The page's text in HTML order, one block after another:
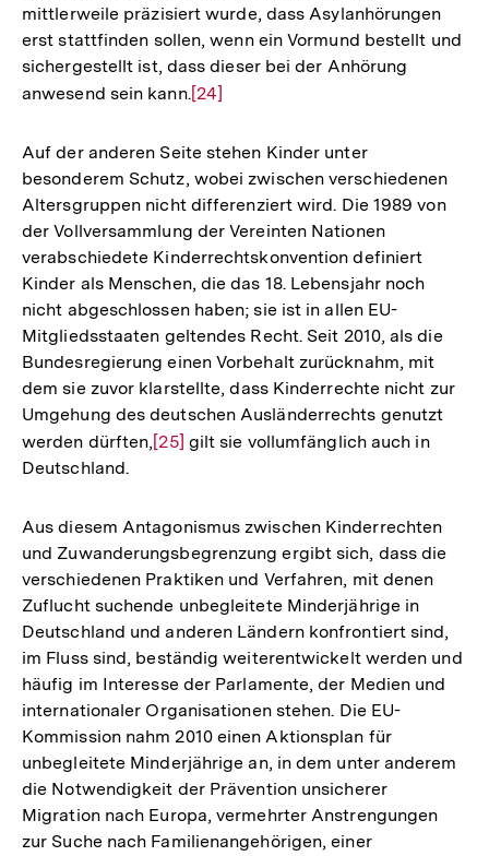
mittlerweile präzisiert wurde, dass Asylanhörungen
erst stattfinden sollen, wenn ein Vormund bestellt und
sichergestellt ist, dass dieser bei der Anhörung
anwesend sein kann.Zur
der
Fußnote
[24]
Auf der anderen Seite stehen Kinder unter
besonderem Schutz, wobei zwischen verschiedenen
Altersgruppen nicht differenziert wird. Die 1989 von
der Vollversammlung der Vereinten Nationen
verabschiedete Kinderrechtskonvention definiert
Kinder als Menschen, die das 18. Lebensjahr noch
nicht abgeschlossen haben; sie ist in allen EU-
Mitgliedsstaaten geltendes Recht. Seit 2010, als die
Bundesregierung einen Vorbehalt zurücknahm, mit
dem sie zuvor klarstellte, dass Kinderrechte nicht zur
Umgehung des deutschen Ausländerrechts genutzt
werden dürften, Zur
Fußnote
[25] gilt sie vollumfänglich auch in
Deutschland.
Aus diesem Antagonismus zwischen Kinderrechten
und Zuwanderungsbegrenzung ergibt sich, dass die
verschiedenen Praktiken und Verfahren, mit denen
Zuflucht suchende unbegleitete Minderjährige in
Deutschland und anderen Ländern konfrontiert sind,
im Fluss sind, beständig weiterentwickelt werden und
häufig im Interesse der Parlamente, der Medien und
internationaler Organisationen stehen. Die EU-
Kommission nahm 2010 einen Aktionsplan für
unbegleitete Minderjährige an, in dem unter anderem
die Notwendigkeit der Prävention unsicherer
Migration nach Europa, vermehrter Anstrengungen
zur Suche nach Familienangehörigen, einer